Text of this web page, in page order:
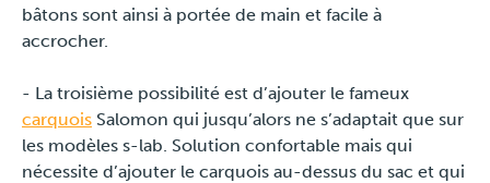
bâtons sont ainsi à portée de main et facile à
accrocher.
- La troisième possibilité est d’ajouter le fameux
carquois Salomon qui jusqu’alors ne s’adaptait que sur
les modèles s-lab. Solution confortable mais qui
nécessite d’ajouter le carquois au-dessus du sac et qui